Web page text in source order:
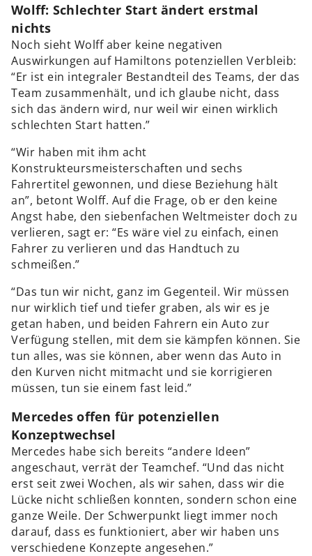
Wolff: Schlechter Start ändert erstmal
nichts
Noch sieht Wolff aber keine negativen
Auswirkungen auf Hamiltons potenziellen Verbleib:
“Er ist ein integraler Bestandteil des Teams, der das
Team zusammenhält, und ich glaube nicht, dass
sich das ändern wird, nur weil wir einen wirklich
schlechten Start hatten.”
“Wir haben mit ihm acht
Konstrukteursmeisterschaften und sechs
Fahrertitel gewonnen, und diese Beziehung hält
an”, betont Wolff. Auf die Frage, ob er den keine
Angst habe, den siebenfachen Weltmeister doch zu
verlieren, sagt er: “Es wäre viel zu einfach, einen
Fahrer zu verlieren und das Handtuch zu
schmeißen.”
“Das tun wir nicht, ganz im Gegenteil. Wir müssen
nur wirklich tief und tiefer graben, als wir es je
getan haben, und beiden Fahrern ein Auto zur
Verfügung stellen, mit dem sie kämpfen können. Sie
tun alles, was sie können, aber wenn das Auto in
den Kurven nicht mitmacht und sie korrigieren
müssen, tun sie einem fast leid.”
Mercedes offen für potenziellen
Konzeptwechsel
Mercedes habe sich bereits “andere Ideen”
angeschaut, verrät der Teamchef. “Und das nicht
erst seit zwei Wochen, als wir sahen, dass wir die
Lücke nicht schließen konnten, sondern schon eine
ganze Weile. Der Schwerpunkt liegt immer noch
darauf, dass es funktioniert, aber wir haben uns
verschiedene Konzepte angesehen.”